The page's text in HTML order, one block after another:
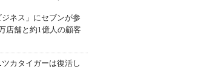
ネス」にセブンが参
店舗と約1億人の顧客
カタイガーは復活し